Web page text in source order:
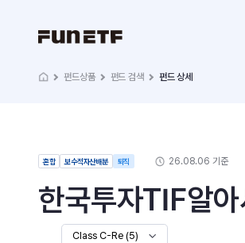
펀드상품 펀드 검색 펀드 상세
혼합 보수적자산배분 퇴직 26.08.06 기준
한국투자TIF알
Class C-Re (5)